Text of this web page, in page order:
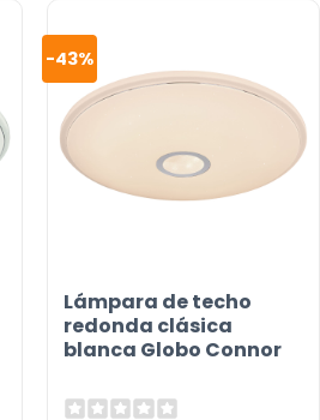
-43%
Lámpara de techo
redonda clásica
blanca Globo Connor